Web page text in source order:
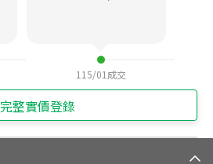
115/01 成交
完整實價登錄